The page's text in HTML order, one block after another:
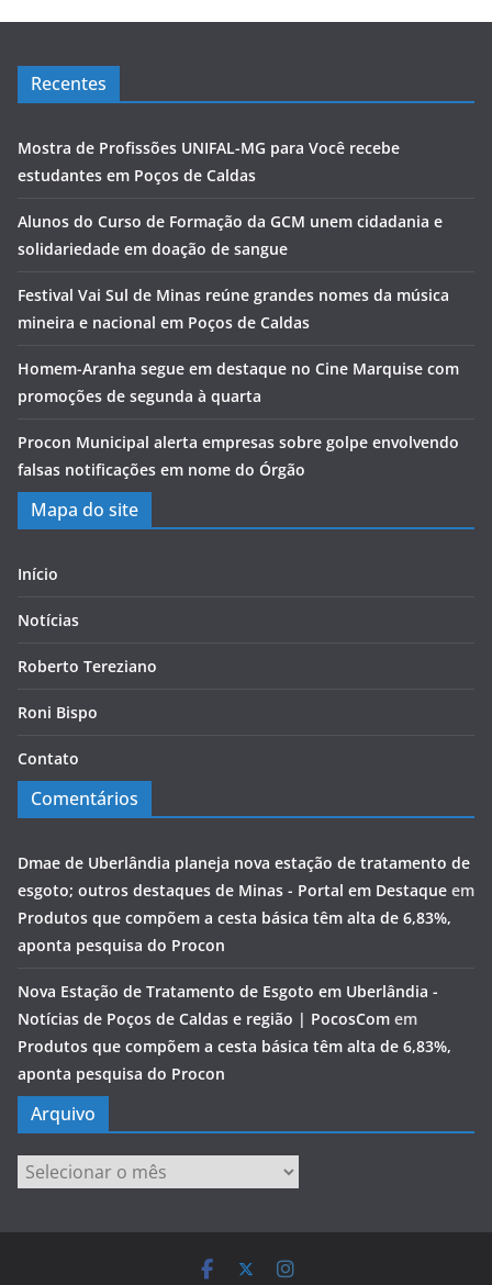
Recentes
Mostra de Profissões UNIFAL-MG para Você recebe
estudantes em Poços de Caldas
Alunos do Curso de Formação da GCM unem cidadania e
solidariedade em doação de sangue
Festival Vai Sul de Minas reúne grandes nomes da música
mineira e nacional em Poços de Caldas
Homem-Aranha segue em destaque no Cine Marquise com
promoções de segunda à quarta
Procon Municipal alerta empresas sobre golpe envolvendo
falsas notificações em nome do Órgão
Mapa do site
Início
Notícias
Roberto Tereziano
Roni Bispo
Contato
Comentários
Dmae de Uberlândia planeja nova estação de tratamento de
esgoto; outros destaques de Minas - Portal em Destaque em
Produtos que compõem a cesta básica têm alta de 6,83%,
aponta pesquisa do Procon
Nova Estação de Tratamento de Esgoto em Uberlândia -
Notícias de Poços de Caldas e região | PocosCom em
Produtos que compõem a cesta básica têm alta de 6,83%,
aponta pesquisa do Procon
Arquivo
Arquivo